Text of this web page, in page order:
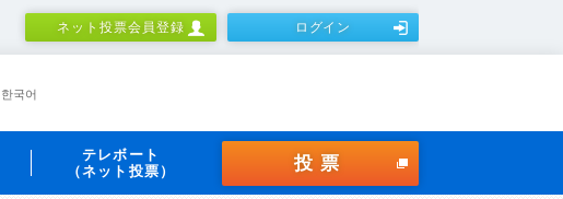
ネット投票会員登録 ログイン
한국어
テレボート
（ネット投票）
投票